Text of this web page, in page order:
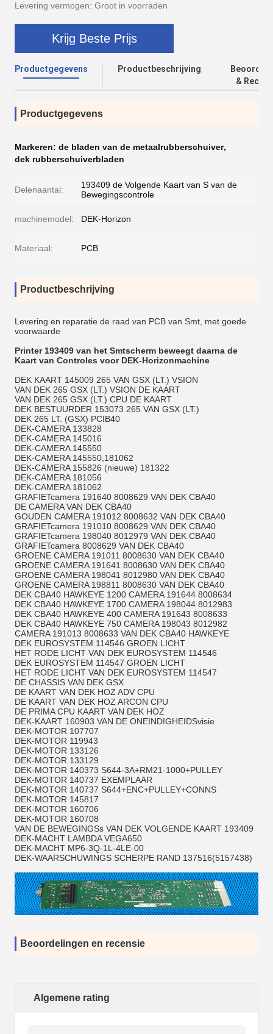
Levering vermogen: Groot in voorraden
Krijg Beste Prijs
Productgegevens Productbeschrijving
&
Productgegevens
Markeren: de bladen van de metaalrubberschuiver,
dek rubberschuiverbladen
Delenaantal:
193409 de Volgende Kaart van S van de
Bewegingscontrole
machinemodel: DEK-Horizon
Materiaal: PCB
Productbeschrijving
Levering en reparatie de raad van PCB van Smt, met goede
voorwaarde
Printer 193409 van het Smtscherm beweegt daarna de
Kaart van Controles voor DEK-Horizonmachine
DEK KAART 145009 265 VAN GSX (LT.) VSION
VAN DEK 265 GSX (LT.) VSION DE KAART
VAN DEK 265 GSX (LT.) CPU DE KAART
DEK BESTUURDER 153073 265 VAN GSX (LT.)
DEK 265 LT. (GSX) PCIB40
DEK-CAMERA 133828
DEK-CAMERA 145016
DEK-CAMERA 145550
DEK-CAMERA 145550,181062
DEK-CAMERA 155826 (nieuwe) 181322
DEK-CAMERA 181056
DEK-CAMERA 181062
GRAFIETcamera 191640 8008629 VAN DEK CBA40
DE CAMERA VAN DEK CBA40
GOUDEN CAMERA 191012 8008632 VAN DEK CBA40
GRAFIETcamera 191010 8008629 VAN DEK CBA40
GRAFIETcamera 198040 8012979 VAN DEK CBA40
GRAFIETcamera 8008629 VAN DEK CBA40
GROENE CAMERA 191011 8008630 VAN DEK CBA40
GROENE CAMERA 191641 8008630 VAN DEK CBA40
GROENE CAMERA 198041 8012980 VAN DEK CBA40
GROENE CAMERA 198811 8008630 VAN DEK CBA40
DEK CBA40 HAWKEYE 1200 CAMERA 191644 8008634
DEK CBA40 HAWKEYE 1700 CAMERA 198044 8012983
DEK CBA40 HAWKEYE 400 CAMERA 191643 8008633
DEK CBA40 HAWKEYE 750 CAMERA 198043 8012982
CAMERA 191013 8008633 VAN DEK CBA40 HAWKEYE
DEK EUROSYSTEM 114546 GROEN LICHT
HET RODE LICHT VAN DEK EUROSYSTEM 114546
DEK EUROSYSTEM 114547 GROEN LICHT
HET RODE LICHT VAN DEK EUROSYSTEM 114547
DE CHASSIS VAN DEK GSX
DE KAART VAN DEK HOZ ADV CPU
DE KAART VAN DEK HOZ ARCON CPU
DE PRIMA CPU KAART VAN DEK HOZ
DEK-KAART 160903 VAN DE ONEINDIGHEIDSvisie
DEK-MOTOR 107707
DEK-MOTOR 119943
DEK-MOTOR 133126
DEK-MOTOR 133129
DEK-MOTOR 140373 S644-3A+RM21-1000+PULLEY
DEK-MOTOR 140737 EXEMPLAAR
DEK-MOTOR 140737 S644+ENC+PULLEY+CONNS
DEK-MOTOR 145817
DEK-MOTOR 160706
DEK-MOTOR 160708
VAN DE BEWEGINGSs VAN DEK VOLGENDE KAART 193409
DEK-MACHT LAMBDA VEGA650
DEK-MACHT MP6-3Q-1L-4LE-00
DEK-WAARSCHUWINGS SCHERPE RAND 137516(5157438)
Beoordelingen en recensie
Algemene rating